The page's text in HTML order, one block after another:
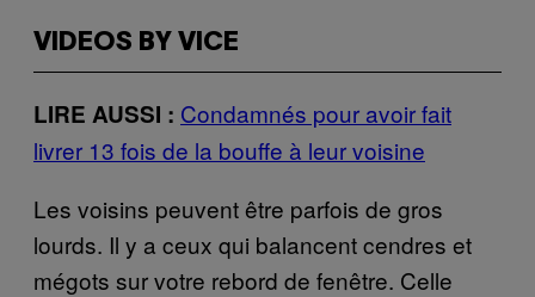
VIDEOS BY VICE
LIRE AUSSI : Condamnés pour avoir fait
livrer 13 fois de la bouffe à leur voisine
Les voisins peuvent être parfois de gros
lourds. Il y a ceux qui balancent cendres et
mégots sur votre rebord de fenêtre. Celle